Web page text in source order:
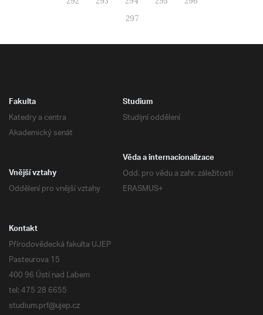
297
Fakulta
Katedry a centra
Akademický senát
Studium
Studijní oddělení
Věda a internacionalizace
Odd. pro vědu a zahr. záležitosti
ERASMUS+
Vnější vztahy
Oddělení pro vnější vztahy
Kontakt
Přírodovědecká fakulta UJEP
Pasteurova 15
400 96 Ústí nad Labem
tel: 475 28 6655
studium.prf@ujep.cz